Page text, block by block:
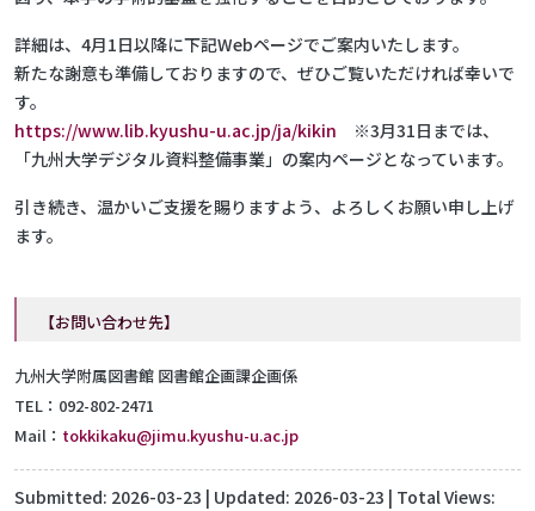
詳細は、4月1日以降に下記Webページでご案内いたします。
新たな謝意も準備しておりますので、ぜひご覧いただければ幸いで
す。
https://www.lib.kyushu-u.ac.jp/ja/kikin ※3月31日までは、
「九州大学デジタル資料整備事業」の案内ページとなっています。
引き続き、温かいご支援を賜りますよう、よろしくお願い申し上げ
ます。
【お問い合わせ先】
九州大学附属図書館 図書館企画課企画係
TEL：092-802-2471
Mail： tokkikaku@jimu.kyushu-u.ac.jp
Submitted: 2026-03-23 | Updated: 2026-03-23 | Total Views: